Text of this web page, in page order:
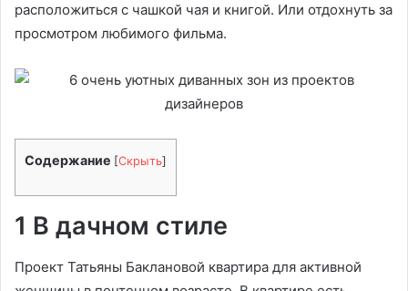
расположиться с чашкой чая и книгой. Или отдохнуть за
просмотром любимого фильма.
Содержание [Скрыть]
1 В дачном стиле
Проект Татьяны Баклановой квартира для активной